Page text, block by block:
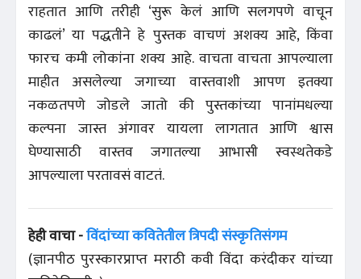
राहतात आणि तरीही ‘सुरू केलं आणि सलगपणे वाचून
काढलं’ या पद्धतीने हे पुस्तक वाचणं अशक्य आहे, किंवा
फारच कमी लोकांना शक्य आहे. वाचता वाचता आपल्याला
माहीत असलेल्या जगाच्या वास्तवाशी आपण इतक्या
नकळतपणे जोडले जातो की पुस्तकांच्या पानांमधल्या
कल्पना जास्त अंगावर यायला लागतात आणि श्वास
घेण्यासाठी वास्तव जगातल्या आभासी स्वस्थतेकडे
आपल्याला परतावसं वाटतं.
हेही वाचा -विंदांच्या कवितेतील त्रिपदी संस्कृतिसंगम
(ज्ञानपीठ पुरस्कारप्राप्त मराठी कवी विंदा करंदीकर यांच्या